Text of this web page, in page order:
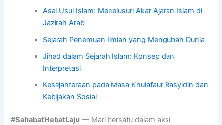
Asal Usul Islam: Menelusuri Akar Ajaran Islam di
Jazirah Arab
Sejarah Penemuan Ilmiah yang Mengubah Dunia
Jihad dalam Sejarah Islam: Konsep dan
Interpretasi
Kesejahteraan pada Masa Khulafaur Rasyidin dan
Kebijakan Sosial
#SahabatHebatLaju — Mari bersatu dalam aksi